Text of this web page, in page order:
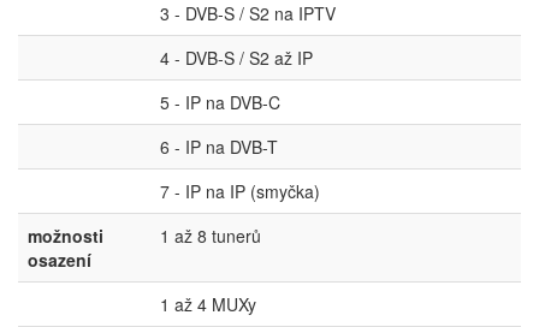
3 - DVB-S / S2 na IPTV
4 - DVB-S / S2 až IP
5 - IP na DVB-C
6 - IP na DVB-T
7 - IP na IP (smyčka)
možnosti
osazení
1 až 8 tunerů
1 až 4 MUXy